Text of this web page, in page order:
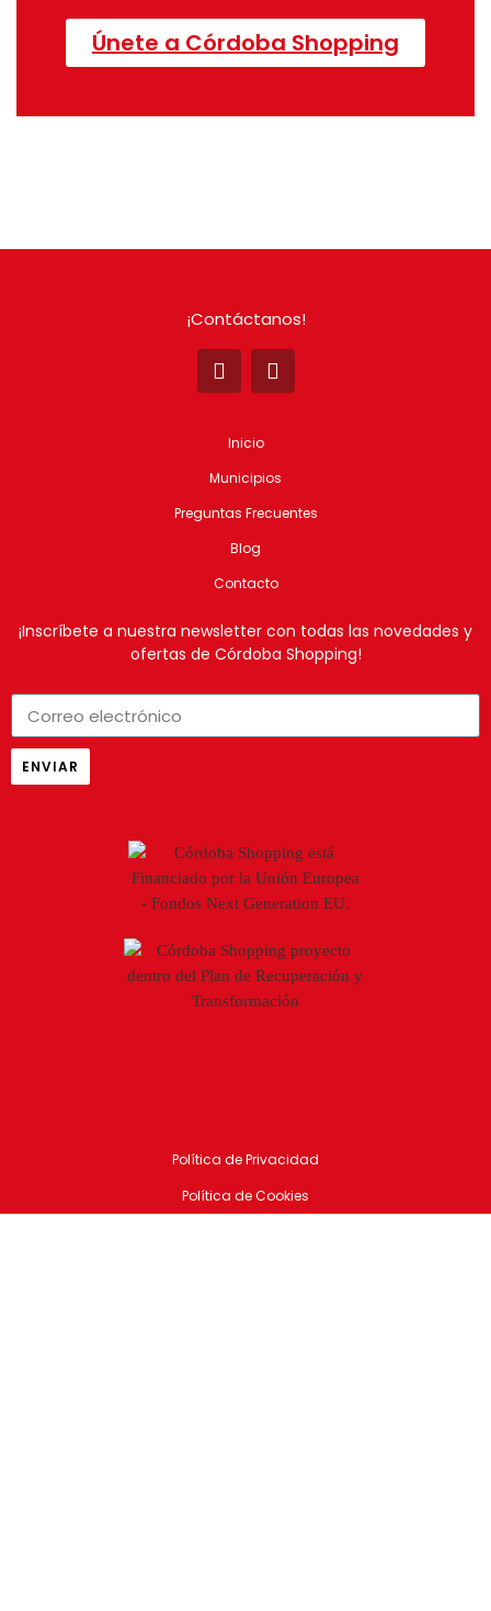
Únete a Córdoba Shopping
¡Contáctanos!
Inicio
Municipios
Preguntas Frecuentes
Blog
Contacto
¡Inscríbete a nuestra newsletter con todas las novedades y
ofertas de Córdoba Shopping!
ENVIAR
Política de Privacidad
Política de Cookies